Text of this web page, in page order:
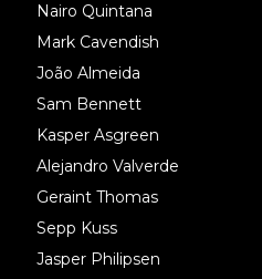
Nairo Quintana
Mark Cavendish
João Almeida
Sam Bennett
Kasper Asgreen
Alejandro Valverde
Geraint Thomas
Sepp Kuss
Jasper Philipsen